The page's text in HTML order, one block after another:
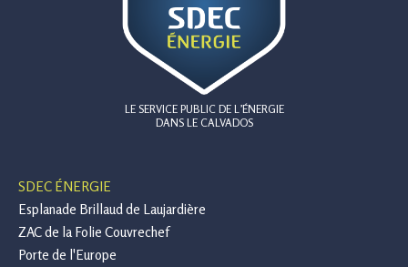
LE SERVICE PUBLIC DE L’ÉNERGIE
DANS LE CALVADOS
SDEC ÉNERGIE
Esplanade Brillaud de Laujardière
ZAC de la Folie Couvrechef
Porte de l'Europe